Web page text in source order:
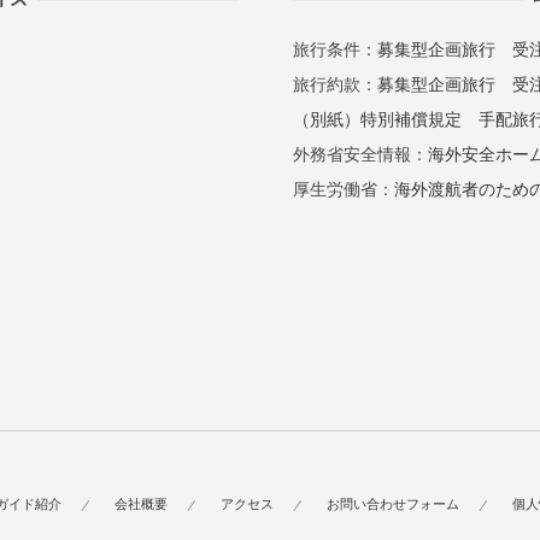
旅行条件： 募集型企画旅行
受
旅行約款： 募集型企画旅行
受
（別紙）特別補償規定
手配旅
外務省安全情報： 海外安全ホー
厚生労働省： 海外渡航者のため
イド紹介 会社概要 アクセス お問い合わせフォーム 個